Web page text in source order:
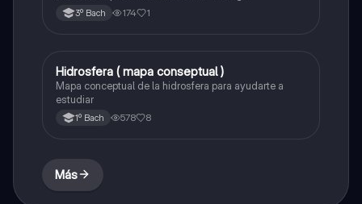
3º Bach 174 1
Biología
Hidrosfera ( mapa conseptual )
Mapa conceptual de la hidrosfera para ayudarte a
estudiar
1º Bach 578 8
Más